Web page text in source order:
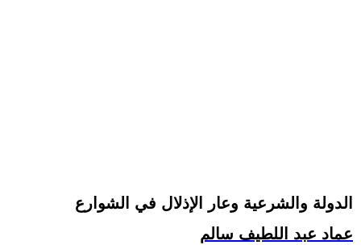
الدولة والشرعية وعار الإذلال في الشوارع
عماد عبد اللطيف سالم